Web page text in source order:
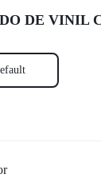
DE VINIL